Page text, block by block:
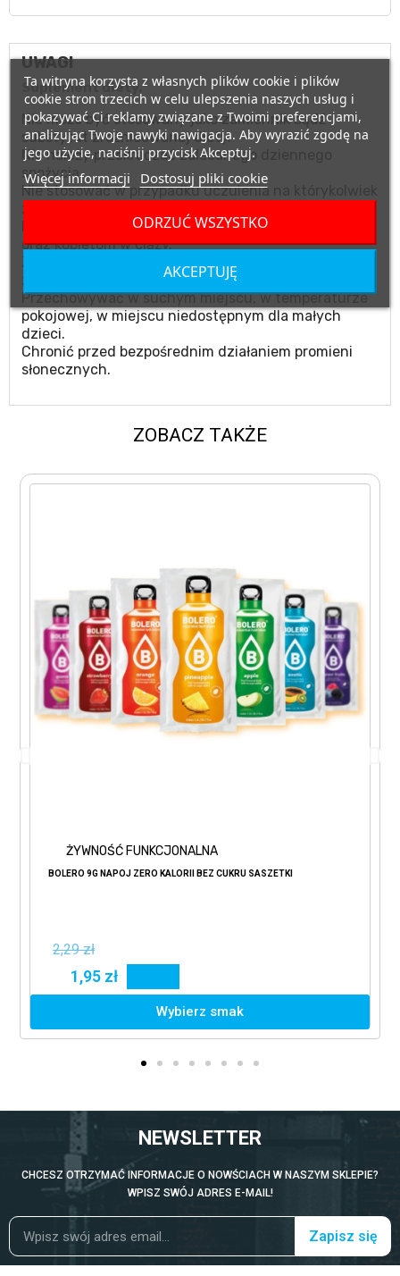
UWAGI
Suplement diety.
Nie może być stosowany jako zamiennik bądź
substytut zróżnicowanej diety.
Nie należy przekraczać zalecanego dziennego
spożycia.
Nie stosować w przypadku uczulenia na którykolwiek
Produktu nie należy podawać matkom karmiącym
oraz kobietom w ciąży.
Zalecany jest zrównoważony sposób żywienia i
Przechowywać w suchym miejscu, w temperaturze
pokojowej, w miejscu niedostępnym dla małych
dzieci.
Chronić przed bezpośrednim działaniem promieni
słonecznych.
ZOBACZ TAKŻE
ŻYWNOŚĆ FUNKCJONALNA
BOLERO 9G NAPÓJ ZERO KALORII BEZ CUKRU SASZETKI
2,29 zł
1,95 zł
Wybierz smak
NEWSLETTER
CHCESZ OTRZYMAĆ INFORMACJE O NOWŚCIACH W NASZYM SKLEPIE?
WPISZ SWÓJ ADRES E-MAIL!
Zapisz się
Ta witryna korzysta z własnych plików cookie i plików
cookie stron trzecich w celu ulepszenia naszych usług i
pokazywać Ci reklamy związane z Twoimi preferencjami,
analizując Twoje nawyki nawigacja. Aby wyrazić zgodę na
jego użycie, naciśnij przycisk Akceptuj.
Więcej informacji Dostosuj pliki cookie
ODRZUĆ WSZYSTKO
AKCEPTUJĘ